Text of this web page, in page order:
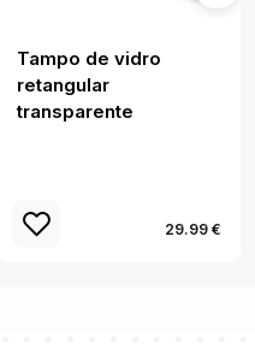
Tampo de vidro
retangular
transparente
29.99 €